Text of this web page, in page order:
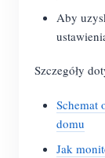
Aby
Szczegóły
Schemat
domu
Jak